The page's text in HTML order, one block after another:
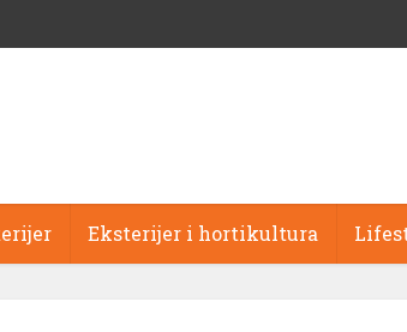
Eksterijer i hortikultura